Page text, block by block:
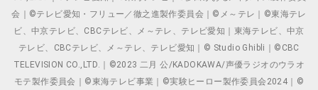
会｜©テレビ愛知・フリュー／徹之進製作委員会｜©メ～テレ｜©東海テレ
ビ、中京テレビ、CBCテレビ、メ～テレ、テレビ愛知｜東海テレビ、中京
テレビ、CBCテレビ、メ～テレ、テレビ愛知｜© Studio Ghibli｜©CBC
TELEVISION CO.,LTD.｜©2023 二月 公/KADOKAWA/声優ラジオのウラオ
モテ製作委員会｜©東海テレビ事業｜©実験ヒーロー製作委員会2024｜©